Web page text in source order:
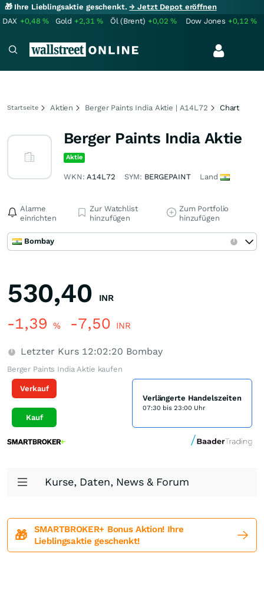
🎁 Ihre Lieblingsaktie geschenkt.→ Jetzt Depot eröffnen
DAX +0,48% Gold +2,31% Öl (Brent) +0,02% Dow Jones +0,12%
Startseite Aktien Berger Paints India Aktie | A14L72 Chart
Berger Paints India Aktie
Aktie
WKN:A14L72 SYM: BERGEPAINT Land
Alarme
einrichten
Zur Watchlist
hinzufügen
Zum Portfolio
hinzufügen
Bombay
530,40 INR
-1,39 % -7,50 INR
Letzter Kurs 12:02:20 Bombay
Berger Paints India Aktie kaufen
Verkauf
Kauf
Verlängerte Handelszeiten
07:30 bis 23:00 Uhr
Kurse, Daten, News & Forum
🎁
SMARTBROKER+ Bonus Aktion! Ihre
Lieblingsaktie geschenkt!